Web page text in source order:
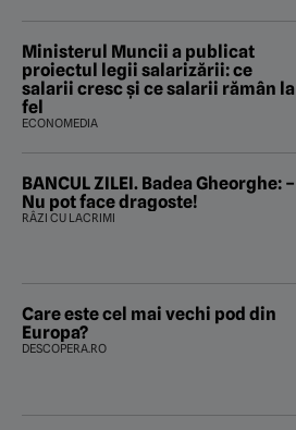
Ministerul Muncii a publicat
proiectul legii salarizării: ce
salarii cresc și ce salarii rămân la
fel
ECONOMEDIA
BANCUL ZILEI. Badea Gheorghe: –
Nu pot face dragoste!
RÂZI CU LACRIMI
Care este cel mai vechi pod din
Europa?
DESCOPERA.RO